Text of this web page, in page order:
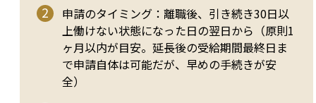
申請のタイミング：離職後、引き続き30日以
上働けない状態になった日の翌日から（原則1
ヶ月以内が目安。延長後の受給期間最終日ま
で申請自体は可能だが、早めの手続きが安
全）